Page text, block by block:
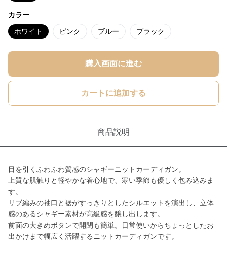
カラー
ホワイト ピンク ブルー ブラック
購入画面に進む
カートに追加する
商品説明
目を引くふわふわ質感のシャギーニットカーディガン。
上質な肌触りと軽やかな着心地で、寒い季節も優しく包み込みま
す。
リブ編みの袖口と裾がすっきりとしたシルエットを演出し、立体
感のあるシャギー素材が高級感を醸し出します。
前面の大きめボタンで開閉も簡単。日常使いからちょっとしたお
出かけまで幅広く活躍するニットカーディガンです。